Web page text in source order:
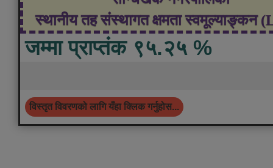
स्थानीय तह संस्थागत क्षमता स्वमूल्याङ्कन
जम्मा प्राप्तंक ९५.२५ %
विस्तृत विवरणको लागि यँहा क्लिक गर्नुहोस...